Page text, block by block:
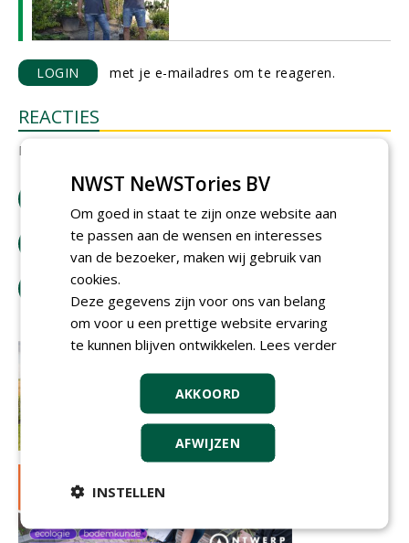
LOGIN met je e-mailadres om te reageren.
REACTIES
Er zijn nog geen reacties.
bestel tijdschrift
tip de redactie
NWST NeWSTories BV
Om goed in staat te zijn onze website aan
te passen aan de wensen en interesses
van de bezoeker, maken wij gebruik van
cookies.
Deze gegevens zijn voor ons van belang
om voor u een prettige website ervaring
te kunnen blijven ontwikkelen. Lees verder
AKKOORD
AFWIJZEN
INSTELLEN